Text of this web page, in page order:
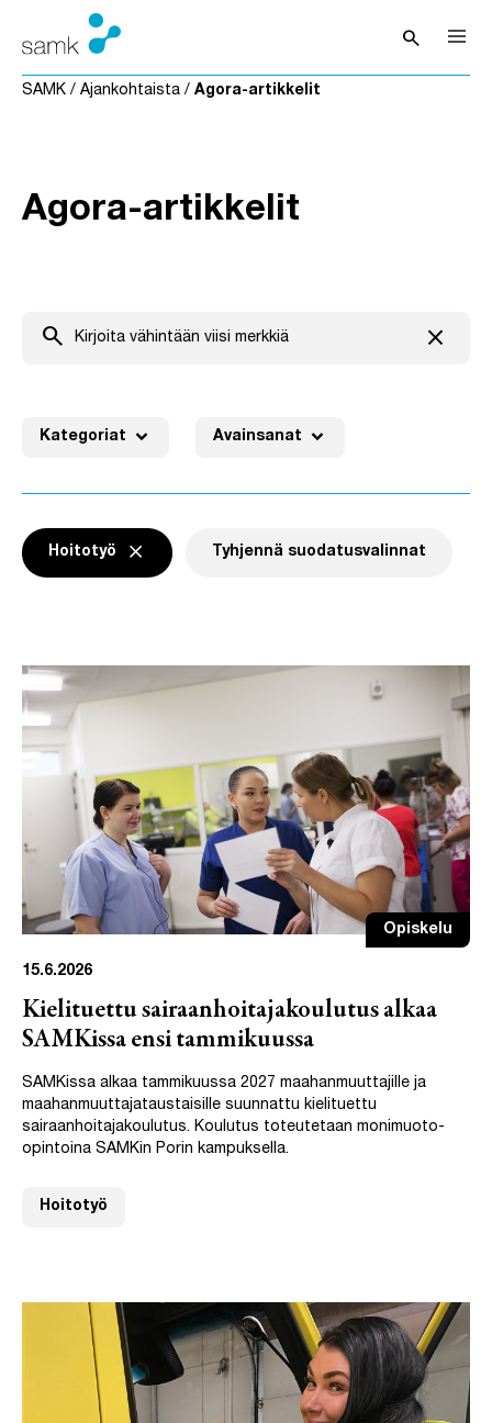
Siirry sisältöön
searchAvaa haku
SAMK / Ajankohtaista / Agora-artikkelit
Agora-artikkelit
search close
Kategoriat expand_more Avainsanat expand_more
Poista suodatin Hoitotyö
Hoitotyö close
Tyhjennä suodatusvalinnat
Opiskelu
15.6.2026
Kielituettu sairaanhoitajakoulutus alkaa
SAMKissa ensi tammikuussa
SAMKissa alkaa tammikuussa 2027 maahanmuuttajille ja
maahanmuuttajataustaisille suunnattu kielituettu
sairaanhoitajakoulutus. Koulutus toteutetaan monimuoto-
opintoina SAMKin Porin kampuksella.
Hoitotyö